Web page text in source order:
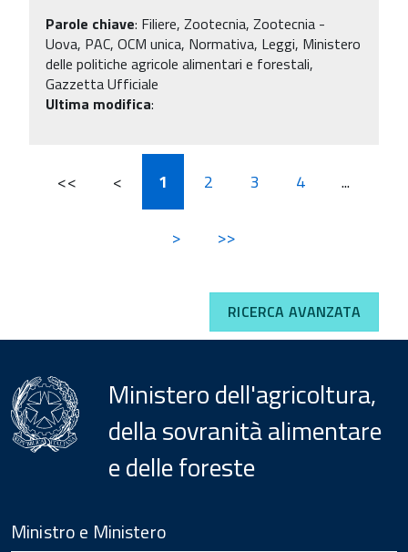
Parole chiave: Filiere, Zootecnia, Zootecnia -
Uova, PAC, OCM unica, Normativa, Leggi, Ministero
delle politiche agricole alimentari e forestali,
Gazzetta Ufficiale
Ultima modifica:
<< < 1 2 3 4 ...
> >>
RICERCA AVANZATA
Ministero dell'agricoltura,
della sovranità alimentare
e delle foreste
Footer
Ministro e Ministero